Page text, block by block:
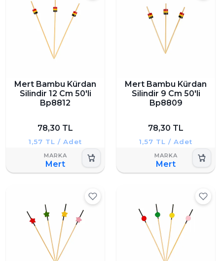
Mert Bambu Kürdan
Silindir 12 Cm 50'li
Bp8812
78,30 TL
1,57 TL / Adet
Mert
Mert Bambu Kürdan
Silindir 9 Cm 50'li
Bp8809
78,30 TL
1,57 TL / Adet
Mert